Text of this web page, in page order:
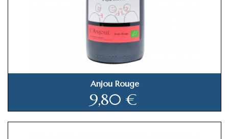
Anjou Rouge
Prix
9,80 €